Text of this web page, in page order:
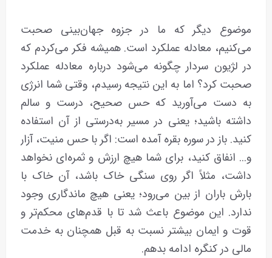
موضوع دیگر که ما در جزوه جهان‌بینی صحبت
می‌کنیم، معادله عملکرد است. همیشه فکر می‌کردم که
در لژیون سردار چگونه می‌‌شود درباره معادله عملکرد
صحبت کرد؟ اما به این نتیجه رسیدم، وقتی شما انرژی
به دست می‌آورید که حس صحیح، درست و سالم
داشته باشید؛ یعنی در مسیر به‌درستی از آن استفاده
کنید. باز در سوره بقره آمده است: اگر با حس منیت، آزار
و... انفاق کنید، برای شما هیچ ارزش و ثمره‌ای نخواهد
داشت، مثلاً اگر روی سنگی خاک باشد، آن خاک با
بارش باران از بین می‌رود؛ یعنی هیچ ماندگاری وجود
ندارد. این موضوع باعث شد تا با قدم‌های محکم‌تر و
قوت و ایمان بیشتر نسبت به قبل همچنان به خدمت
مالی در کنگره ادامه بدهم.